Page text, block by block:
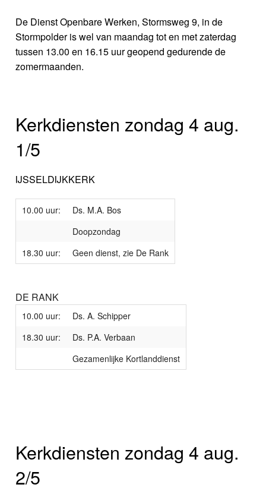
De Dienst Openbare Werken, Stormsweg 9, in de
Stormpolder is wel van maandag tot en met zaterdag
tussen 13.00 en 16.15 uur geopend gedurende de
zomermaanden.
Kerkdiensten zondag 4 aug.
1/5
IJSSELDIJKKERK
10.00 uur:
Ds. M.A. Bos
Doopzondag
18.30 uur:
Geen dienst, zie De Rank
DE RANK
10.00 uur:
Ds. A. Schipper
18.30 uur:
Ds. P.A. Verbaan
Gezamenlijke Kortlanddienst
Kerkdiensten zondag 4 aug.
2/5